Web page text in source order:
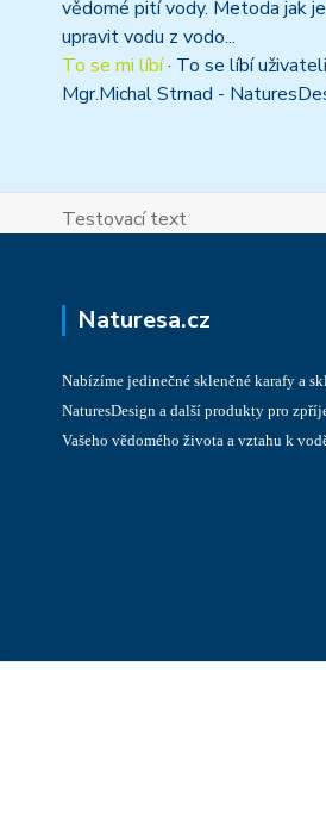
vědomé pití vody. Metoda jak
upravit vodu z vodo...
To se mi líbí· To se líbí uživateli
Mgr.Michal Strnad -
Testovací text
Naturesa.cz
Nabízíme jedinečné skleněné karafy a
NaturesDesign a další produkty pro
Vašeho vědomého života a vztahu k